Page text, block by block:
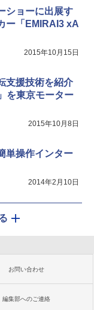
ショーに出展す
ー「EMIRAI3 xA
2015年10月15日
支援技術を紹介
を東京モーター
2015年10月8日
単操作インター
2014年2月10日
お問い合わせ
編集部へのご連絡